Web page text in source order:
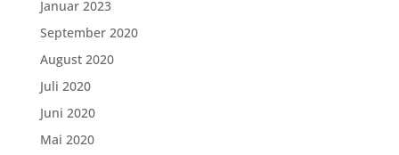
Januar 2023
September 2020
August 2020
Juli 2020
Juni 2020
Mai 2020